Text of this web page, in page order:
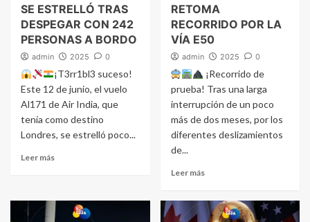
SE ESTRELLÓ TRAS
DESPEGAR CON 242
PERSONAS A BORDO
admin 2025 0
¡T3rr1bl3 suceso!
Este 12 de junio, el vuelo
Al171 de Air India, que
tenía como destino
Londres, se estrelló poco...
Leer más
RETOMA
RECORRIDO POR LA
VÍA E50
admin 2025 0
¡Recorrido de
prueba! Tras una larga
interrupción de un poco
más de dos meses, por los
diferentes deslizamientos
de...
Leer más